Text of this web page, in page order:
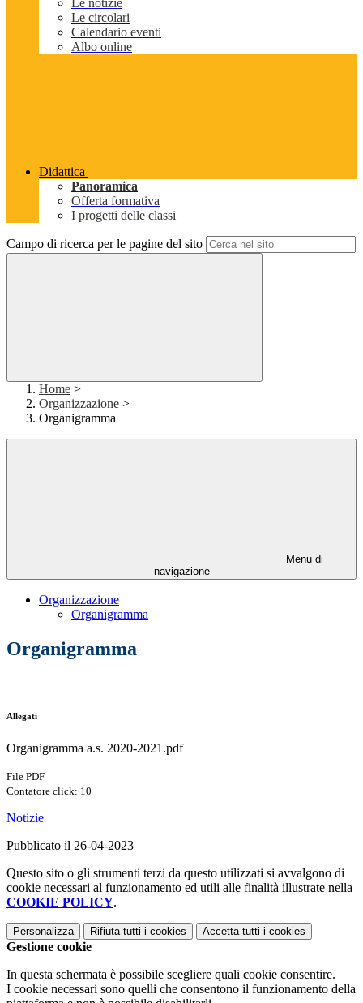
Le notizie
Le circolari
Calendario eventi
Albo online
Didattica
Panoramica
Offerta formativa
I progetti delle classi
Campo di ricerca per le pagine del sito
Home >
Organizzazione >
Organigramma
Menu di
navigazione
Organizzazione
Organigramma
Organigramma
Allegati
Organigramma a.s. 2020-2021.pdf
File PDF
Contatore click: 10
Notizie
Pubblicato il 26-04-2023
Questo sito o gli strumenti terzi da questo utilizzati si avvalgono di
cookie necessari al funzionamento ed utili alle finalità illustrate nella
COOKIE POLICY.
Personalizza Rifiuta tutti i cookies Accetta tutti i cookies
Gestione cookie
In questa schermata è possibile scegliere quali cookie consentire.
I cookie necessari sono quelli che consentono il funzionamento della